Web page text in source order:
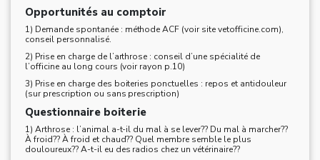
Opportunités au comptoir
1) Demande spontanée : méthode ACF (voir site vetofficine.com),
conseil personnalisé.
2) Prise en charge de l’arthrose : conseil d’une spécialité de
l’officine au long cours (voir rayon p.10)
3) Prise en charge des boiteries ponctuelles : repos et antidouleur
(sur prescription ou sans prescription)
Questionnaire boiterie
1) Arthrose : l’animal a-t-il du mal à se lever?? Du mal à marcher??
À froid?? À froid et chaud?? Quel membre semble le plus
douloureux?? A-t-il eu des radios chez un vétérinaire??